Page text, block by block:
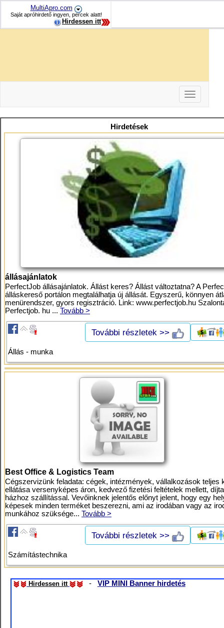
MultiApro.com
Saját apróhirdető ingyen, percek alatt!
Hirdessen itt
Toggle
navigation
-
-
Hirdetések
állásajánlatok
PerfectJob állásajánlatok. Állást keres? Állást változtatna? A
álláskereső portálon megtalálhatja új állását. Egyszerű, könnyen
menürendszer, gyors regisztráció. Link: www.perfectjob.hu
Perfectjob. hu ... Tovább >
További részletek >>
Állás - munka
Best Office & Logistics Team
Cégszervizünk feladata: cégek, intézmények, vállalkozások teljes
ellátása versenyképes áron, kedvező fizetési feltételek mellett,
házhoz szállítással. Vevőinknek jelentős előnyt jelent, hogy egy
képesek minden terméket beszerezni, ami az irodában vagy az
munkához szüksége... Tovább >
További részletek >>
Számítástechnika
Hirdessen itt - VIP MINI Banner hirdetés